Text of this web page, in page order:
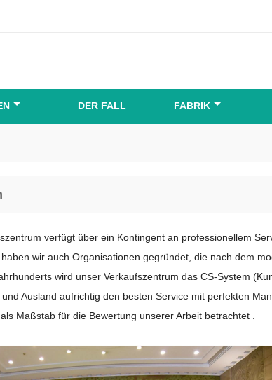
DER FALL FABRIK
verfügt über ein Kontingent an professionellem
wir auch Organisationen gegründet, die nach dem
wird unser Verkaufszentrum das CS-System
Ausland aufrichtig den besten Service mit perfekten
Maßstab für die Bewertung unserer Arbeit betrachtet .